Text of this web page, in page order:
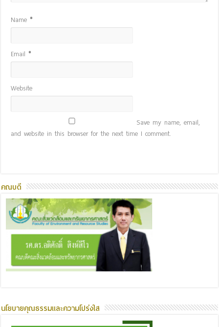
Name*
Email*
Website
Save my name, email,
and website in this browser for the next time I comment.
คณบดี
นโยบายคุณธรรมและความโปร่งใส